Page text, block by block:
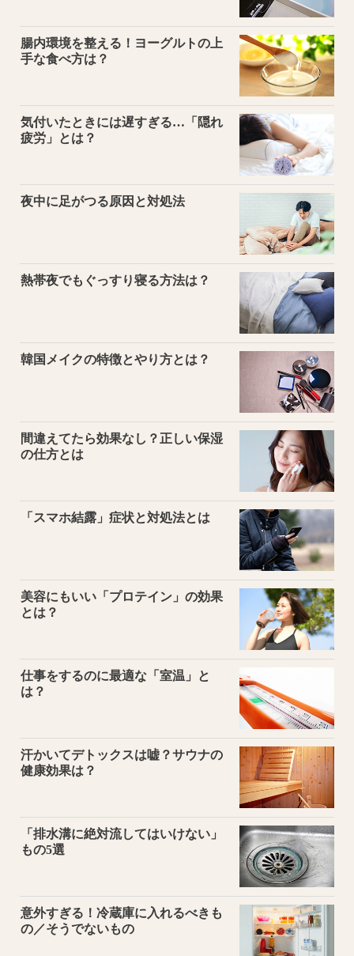
腸内環境を整える！ヨーグルトの上
手な食べ方は？
気付いたときには遅すぎる…「隠れ
疲労」とは？
夜中に足がつる原因と対処法
熱帯夜でもぐっすり寝る方法は？
韓国メイクの特徴とやり方とは？
間違えてたら効果なし？正しい保湿
の仕方とは
「スマホ結露」症状と対処法とは
美容にもいい「プロテイン」の効果
とは？
仕事をするのに最適な「室温」と
は？
汗かいてデトックスは嘘？サウナの
健康効果は？
「排水溝に絶対流してはいけない」
もの5選
意外すぎる！冷蔵庫に入れるべきも
の／そうでないもの